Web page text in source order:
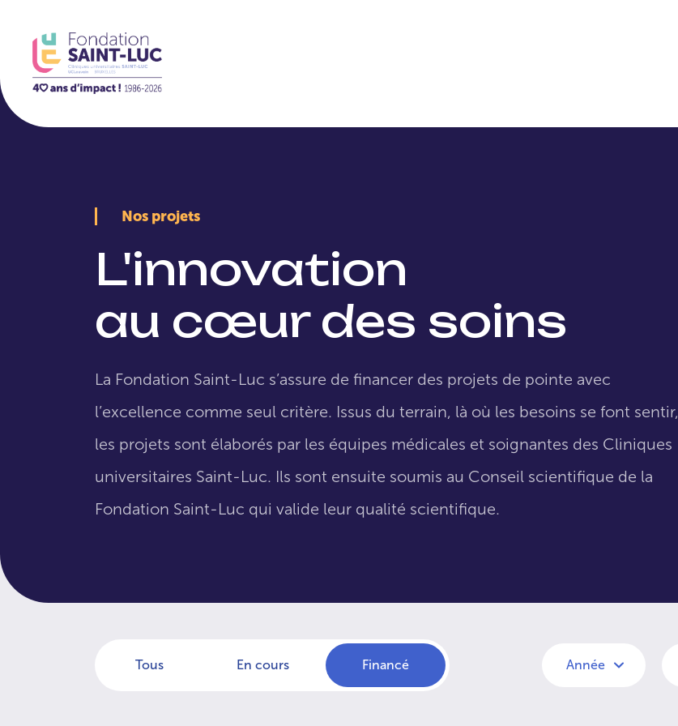
Nos projets
L'innovation
au cœur des soins
La Fondation Saint-Luc s’assure de financer des projets de pointe avec
l’excellence comme seul critère. Issus du terrain, là où les besoins se font sentir,
les projets sont élaborés par les équipes médicales et soignantes des Cliniques
universitaires Saint-Luc. Ils sont ensuite soumis au Conseil scientifique de la
Fondation Saint-Luc qui valide leur qualité scientifique.
Tous En cours Financé Année